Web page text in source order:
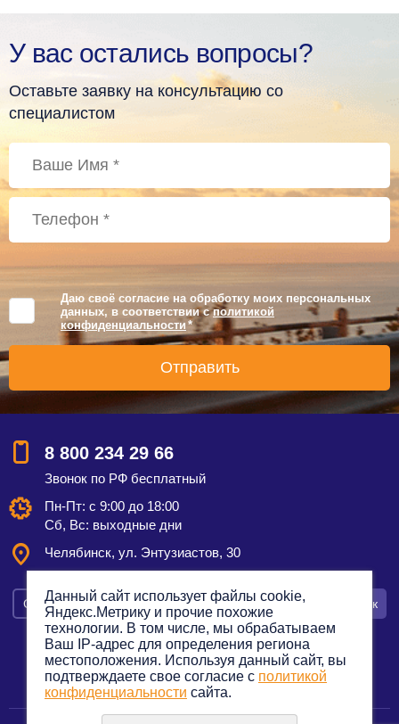
У вас остались вопросы?
Оставьте заявку на консультацию со
специалистом
Даю своё согласие на обработку моих персональных
данных, в соответствии сполитикой
конфиденциальности *
8 800 234 29 66
Звонок по РФ бесплатный
Пн-Пт: с 9:00 до 18:00
Сб, Вс: выходные дни
Челябинск, ул. Энтузиастов, 30
Смотреть на карте Оставить заявку Заказать звонок
Политика конфиденциальности
Данный сайт использует файлы cookie,
Яндекс.Метрику и прочие похожие
технологии. В том числе, мы обрабатываем
Ваш IP-адрес для определения региона
местоположения. Используя данный сайт, вы
подтверждаете свое согласие с политикой
конфиденциальности сайта.